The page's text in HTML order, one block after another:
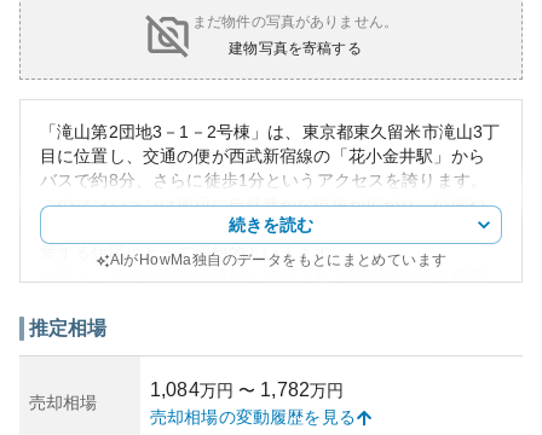
まだ物件の写真がありません。
建物写真を寄稿する
「滝山第2団地3－1－2号棟」は、東京都東久留米市滝山3丁
目に位置し、交通の便が西武新宿線の「花小金井駅」から
バスで約8分、さらに徒歩1分というアクセスを誇ります。
このマンションは周辺に自然豊かな環境が広がり、公園や
緑地が多数存在していますが、それは子育て世代や自然を
愛する住民にとって理想的といえます。
るため、老朽化の進行は遅く、清潔感が保たれています。
ょう。
所有リスクとしては、やはり築年数が経過しているための
続きを読む
AIがHowMa独自のデータをもとにまとめています
推定相場
売却相場
1,084万円 〜 1,782万円
売却相場の変動履歴を見る